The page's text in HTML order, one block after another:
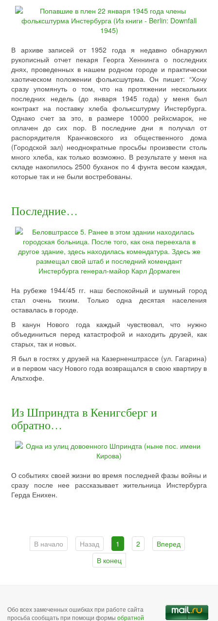
В архиве записей от 1952 года я недавно обнаружил
рукописный отчет пекаря Георга Хеннинга о последних
днях, проведенных в нашем родном городе и практически
хаотическом положении фольксшутрма. Он пишет: “Хочу
сразу упомянуть о том, что на протяжении нескольких
последних недель (до января 1945 года) у меня был
контракт на поставку хлеба фольксштурму Инстербурга.
Однако счет за это, в размере 10000 рейхсмарок, не
оплачен до сих пор. В последние дни я получал от
распорядителя Кранчковского из общественного дома
(Городской зал) неоднократные просьбы произвести столь
много хлеба, как только возможно. В результате у меня на
складе накопилось 2500 буханок по 4 фунта весом каждая,
которые так и не были востребованы.
Последние…
На рубеже 1944/45 гг. наш беспокойный и шумный город
стал очень тихим. Только одна десятая населения
оставалась в городе.
В канун Нового года каждый чувствовал, что нужно
объединиться перед катастрофой и находить друзей, как
старых, так и новых.
Я был в гостях у друзей на Казерненштрассе (ул. Гагарина)
и в первом часу Нового года возвращался в свою квартиру в
Альтхофе.
Из Шприндта в Кенигсберг и
обратно…
О событиях своей жизни во время последней фазы войны и
сразу после нее рассказывает жительница Инстербурга
Герда Енихен.
В начало Назад 1 2
Вперед
В конец
Обо всех замеченных ошибках при работе сайта
просьба сообщать при помощи формы обратной